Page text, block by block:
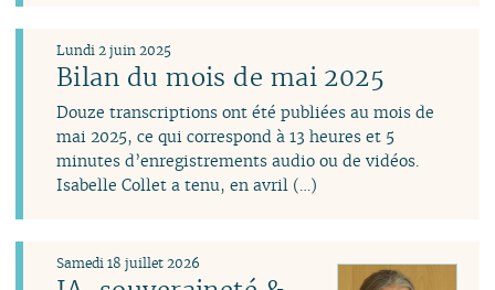
Bilan du mois de mai 2025
Lundi 2 juin 2025
Douze transcriptions ont été publiées au mois de
mai 2025, ce qui correspond à 13 heures et 5
minutes d’enregistrements audio ou de vidéos.
Isabelle Collet a tenu, en avril (…)
Samedi 18 juillet 2026